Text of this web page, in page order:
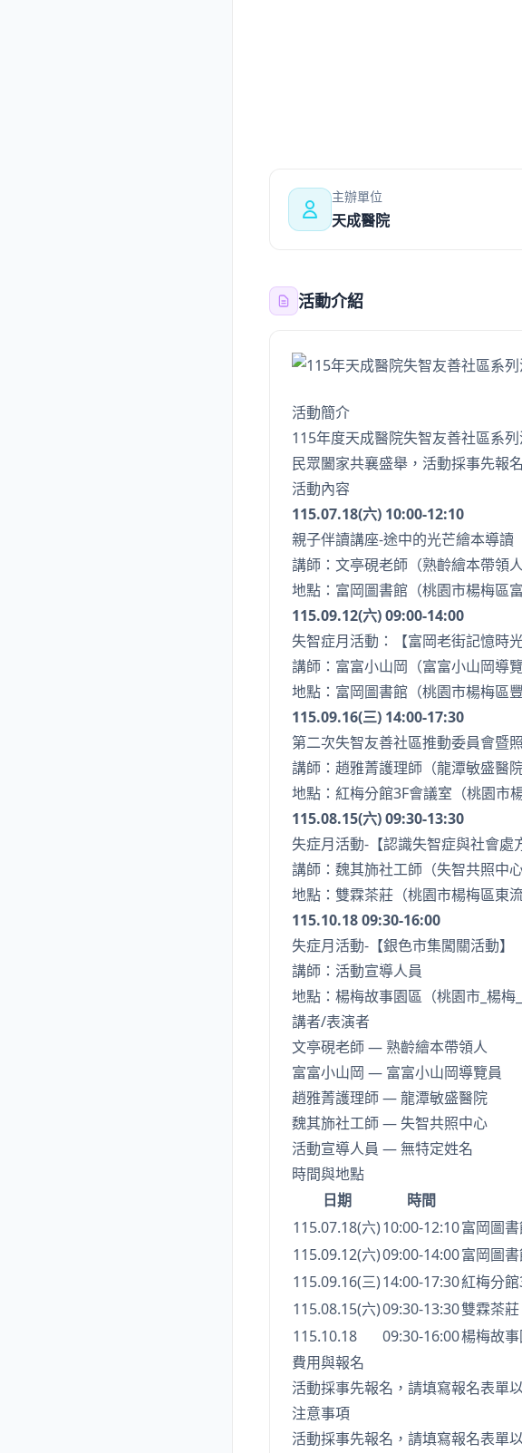
主辦單位
天成醫院
活動介紹
活動簡介
115年度天成醫院失智友善社區系
民眾闔家共襄盛舉，活動採事先報
活動內容
115.07.18(六) 10:00-12:10
親子伴讀講座-途中的光芒繪本導讀
講師：文亭硯老師（熟齡繪本帶領人
地點：富岡圖書館（桃園市楊梅區
115.09.12(六) 09:00-14:00
失智症月活動：【富岡老街記憶時
講師：富富小山岡（富富小山岡導覽
地點：富岡圖書館（桃園市楊梅區
115.09.16(三) 14:00-17:30
第二次失智友善社區推動委員會暨
講師：趙雅菁護理師（龍潭敏盛醫院
地點：紅梅分館3F會議室（桃園市
115.08.15(六) 09:30-13:30
失症月活動-【認識失智症與社會處
講師：魏其斾社工師（失智共照中心
地點：雙霖茶莊（桃園市楊梅區東
115.10.18 09:30-16:00
失症月活動-【銀色市集闖關活動】
講師：活動宣導人員
地點：楊梅故事園區（桃園市_楊梅
講者/表演者
文亭硯老師 — 熟齡繪本帶領人
富富小山岡 — 富富小山岡導覽員
趙雅菁護理師 — 龍潭敏盛醫院
魏其斾社工師 — 失智共照中心
活動宣導人員 — 無特定姓名
時間與地點
日期
時間
115.07.18(六)10:00-12:10富岡圖
115.09.12(六)09:00-14:00富岡圖
115.09.16(三)14:00-17:30紅梅分館
115.08.15(六)09:30-13:30雙霖茶
115.10.18
09:30-16:00楊梅故事
費用與報名
活動採事先報名，請填寫報名表單
注意事項
活動採事先報名，請填寫報名表單